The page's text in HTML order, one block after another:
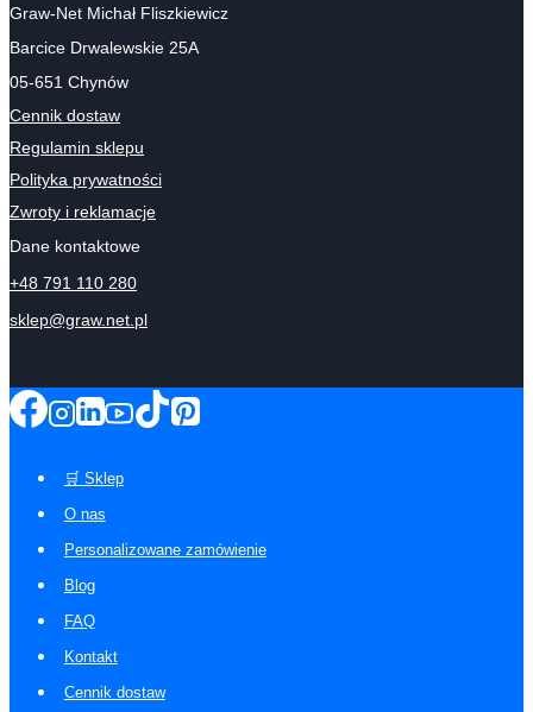
Graw-Net Michał Fliszkiewicz
Barcice Drwalewskie 25A
05-651 Chynów
Cennik dostaw
Regulamin sklepu
Polityka prywatności
Zwroty i reklamacje
Dane kontaktowe
+48 791 110 280
sklep@graw.net.pl
🛒 Sklep
O nas
Personalizowane zamówienie
Blog
FAQ
Kontakt
Cennik dostaw